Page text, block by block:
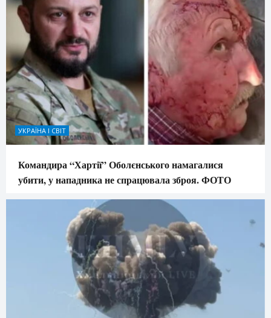
УКРАЇНА І СВІТ
Командира “Хартії” Оболєнського намагалися
убити, у нападника не спрацювала зброя. ФОТО